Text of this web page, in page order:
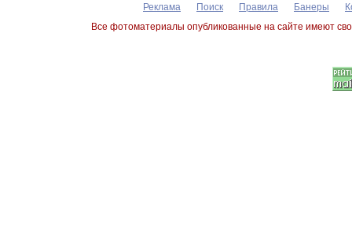
Реклама Поиск Правила Банеры
Все фотоматериалы опубликованные на сайте имеют